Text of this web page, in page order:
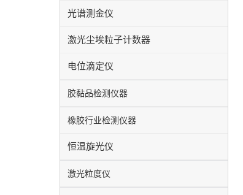
光谱测金仪
激光尘埃粒子计数器
电位滴定仪
胶黏品检测仪器
橡胶行业检测仪器
恒温旋光仪
激光粒度仪